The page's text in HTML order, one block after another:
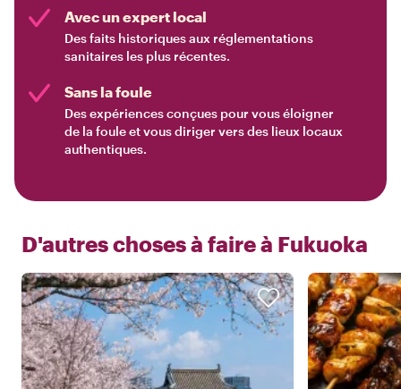
Avec un expert local
Des faits historiques aux réglementations
sanitaires les plus récentes.
Sans la foule
Des expériences conçues pour vous éloigner
de la foule et vous diriger vers des lieux locaux
authentiques.
D'autres choses à faire à Fukuoka